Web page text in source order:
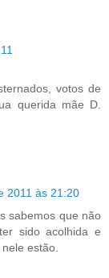
votos de
querida mãe D.
2011 às 21:20
sabemos que não
sido acolhida e
estão.